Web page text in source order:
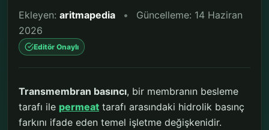
Ekleyen: aritmapedia •
Güncelleme: 14 Haziran
2026
Editör Onaylı
Transmembran basıncı, bir membranın besleme
tarafı ile permeat tarafı arasındaki hidrolik basınç
farkını ifade eden temel işletme değişkenidir.